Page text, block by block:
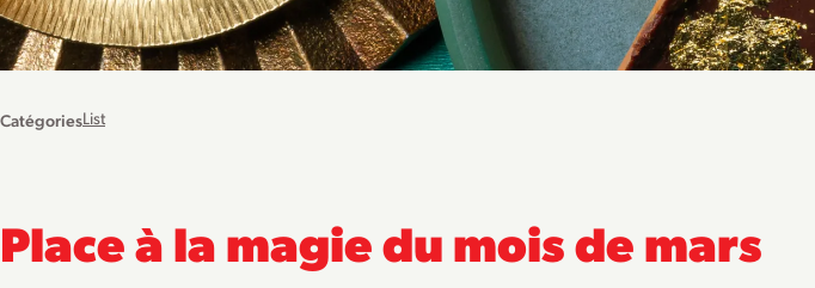
CatégoriesList
Place à la magie du mois de mars